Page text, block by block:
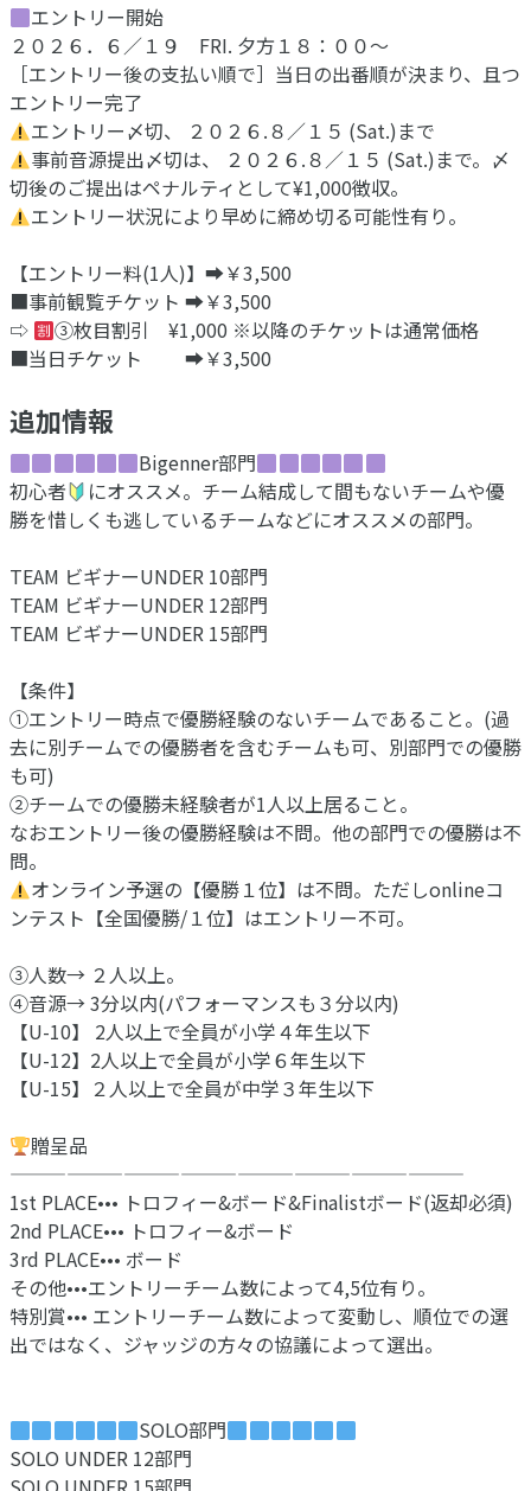
エントリー開始
２０２６．６／１９ FRI. 夕方１８：００〜
［エントリー後の支払い順で］当日の出番順が決まり、且つ
エントリー完了
エントリー〆切、 ２０２６.８／１５ (Sat.)まで
⁡事前音源提出〆切は、 ２０２６.８／１５ (Sat.)まで。〆
切後のご提出はペナルティとして¥1,000徴収。
エントリー状況により早めに締め切る可能性有り。
【エントリー料(1人)】➡￥3,500
■事前観覧チケット ➡￥3,500
⇨
③枚目割引 ¥1,000 ※以降のチケットは通常価格
■当日チケット ➡￥3,500
追加情報
Bigenner部門
初心者
にオススメ。チーム結成して間もないチームや優
勝を惜しくも逃しているチームなどにオススメの部門。
TEAM ビギナーUNDER 10部門
TEAM ビギナーUNDER 12部門
TEAM ビギナーUNDER 15部門
【条件】
①エントリー時点で優勝経験のないチームであること。(過
去に別チームでの優勝者を含むチームも可、別部門での優勝
も可)
②チームでの優勝未経験者が1人以上居ること。
なおエントリー後の優勝経験は不問。他の部門での優勝は不
問。
オンライン予選の【優勝１位】は不問。ただしonlineコ
ンテスト【全国優勝/１位】はエントリー不可。
③人数→ ２人以上。
④音源→ 3分以内(パフォーマンスも３分以内)
【U-10】 2人以上で全員が小学４年生以下
【U-12】2人以上で全員が小学６年生以下
【U-15】２人以上で全員が中学３年生以下
贈呈品
————————————————————————
1st PLACE••• トロフィー&ボード&Finalistボード(返却必須)
2nd PLACE••• トロフィー&ボード
3rd PLACE••• ボード
その他•••エントリーチーム数によって4,5位有り。
特別賞••• エントリーチーム数によって変動し、順位での選
出ではなく、ジャッジの方々の協議によって選出。⁡⁡
SOLO部門
SOLO UNDER 12部門